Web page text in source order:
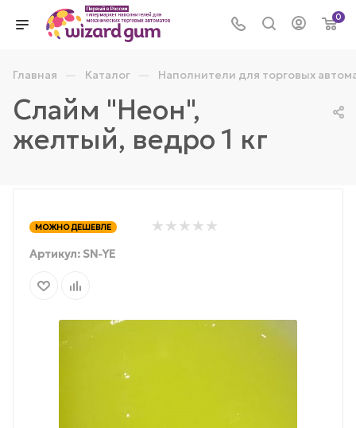
0
Главная — Каталог — Наполнители для торговых
Слайм "Неон",
желтый, ведро 1 кг
МОЖНО ДЕШЕВЛЕ
Артикул: SN-YE